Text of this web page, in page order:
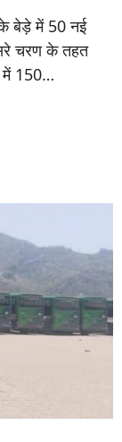
बेड़े में 50 नई
चरण के तहत
में 150…